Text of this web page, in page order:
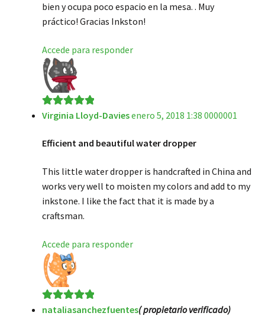
bien y ocupa poco espacio en la mesa. . Muy
práctico! Gracias Inkston!
Accede para responder
Valorado en5
Virginia Lloyd-Daviesenero 5, 2018 1:38 0000001
Efficient and beautiful water dropper
This little water dropper is handcrafted in China and
works very well to moisten my colors and add to my
inkstone. I like the fact that it is made by a
craftsman.
Accede para responder
Valorado en5
nataliasanchezfuentes( propietario verificado)